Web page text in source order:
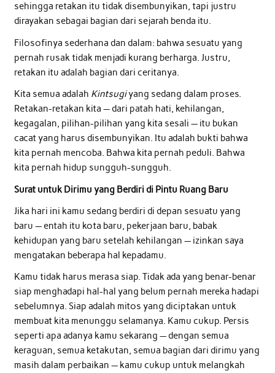
sehingga retakan itu tidak disembunyikan, tapi justru
dirayakan sebagai bagian dari sejarah benda itu.
Filosofinya sederhana dan dalam: bahwa sesuatu yang
pernah rusak tidak menjadi kurang berharga. Justru,
retakan itu adalah bagian dari ceritanya.
Kita semua adalah Kintsugiyang sedang dalam proses.
Retakan-retakan kita — dari patah hati, kehilangan,
kegagalan, pilihan-pilihan yang kita sesali — itu bukan
cacat yang harus disembunyikan. Itu adalah bukti bahwa
kita pernah mencoba. Bahwa kita pernah peduli. Bahwa
kita pernah hidup sungguh-sungguh.
Surat untuk Dirimu yang Berdiri di Pintu Ruang Baru
Jika hari ini kamu sedang berdiri di depan sesuatu yang
baru — entah itu kota baru, pekerjaan baru, babak
kehidupan yang baru setelah kehilangan — izinkan saya
mengatakan beberapa hal kepadamu.
Kamu tidak harus merasa siap. Tidak ada yang benar-benar
siap menghadapi hal-hal yang belum pernah mereka hadapi
sebelumnya. Siap adalah mitos yang diciptakan untuk
membuat kita menunggu selamanya. Kamu cukup. Persis
seperti apa adanya kamu sekarang — dengan semua
keraguan, semua ketakutan, semua bagian dari dirimu yang
masih dalam perbaikan — kamu cukup untuk melangkah